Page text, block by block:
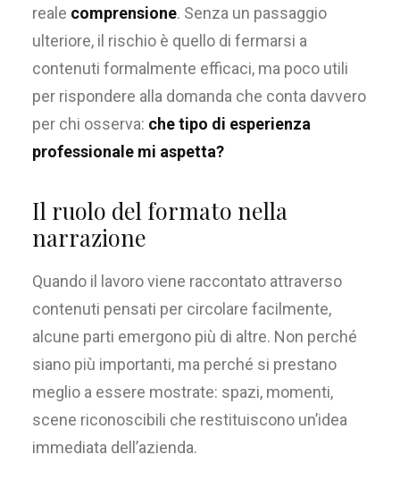
reale comprensione. Senza un passaggio
ulteriore, il rischio è quello di fermarsi a
contenuti formalmente efficaci, ma poco utili
per rispondere alla domanda che conta davvero
per chi osserva: che tipo di esperienza
professionale mi aspetta?
Il ruolo del formato nella
narrazione
Quando il lavoro viene raccontato attraverso
contenuti pensati per circolare facilmente,
alcune parti emergono più di altre. Non perché
siano più importanti, ma perché si prestano
meglio a essere mostrate: spazi, momenti,
scene riconoscibili che restituiscono un’idea
immediata dell’azienda.